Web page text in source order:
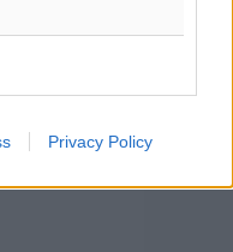
Privacy Policy